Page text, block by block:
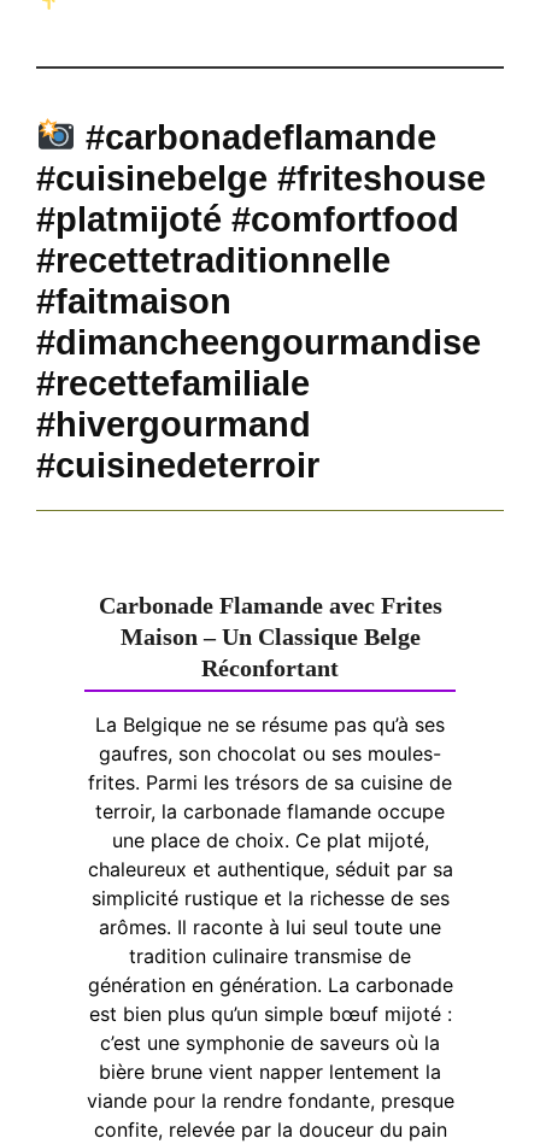
#carbonadeflamande
#cuisinebelge #friteshouse
#platmijoté #comfortfood
#recettetraditionnelle
#faitmaison
#dimancheengourmandise
#recettefamiliale
#hivergourmand
#cuisinedeterroir
Carbonade Flamande avec Frites
Maison – Un Classique Belge
Réconfortant
La Belgique ne se résume pas qu’à ses
gaufres, son chocolat ou ses moules-
frites. Parmi les trésors de sa cuisine de
terroir, la carbonade flamande occupe
une place de choix. Ce plat mijoté,
chaleureux et authentique, séduit par sa
simplicité rustique et la richesse de ses
arômes. Il raconte à lui seul toute une
tradition culinaire transmise de
génération en génération. La carbonade
est bien plus qu’un simple bœuf mijoté :
c’est une symphonie de saveurs où la
bière brune vient napper lentement la
viande pour la rendre fondante, presque
confite, relevée par la douceur du pain